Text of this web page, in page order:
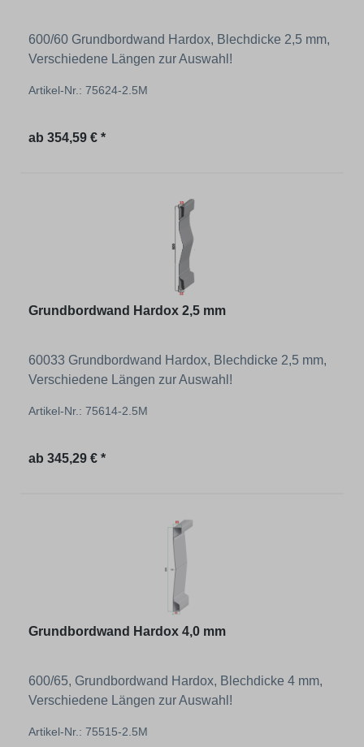
600/60 Grundbordwand Hardox, Blechdicke 2,5 mm,
Verschiedene Längen zur Auswahl!
Artikel-Nr.: 75624-2.5M
Regulärer Preis:
ab 354,59 € *
Grundbordwand Hardox 2,5 mm
60033 Grundbordwand Hardox, Blechdicke 2,5 mm,
Verschiedene Längen zur Auswahl!
Artikel-Nr.: 75614-2.5M
Regulärer Preis:
ab 345,29 € *
Grundbordwand Hardox 4,0 mm
600/65, Grundbordwand Hardox, Blechdicke 4 mm,
Verschiedene Längen zur Auswahl!
Artikel-Nr.: 75515-2.5M